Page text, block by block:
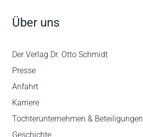
Über uns
Der Verlag Dr. Otto Schmidt
Presse
Anfahrt
Karriere
Tochterunternehmen & Beteiligungen
Geschichte